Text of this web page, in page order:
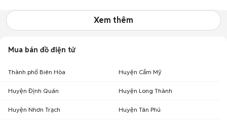
Xem thêm
Mua bán đồ điện tử
Thành phố Biên Hòa Huyện Cẩm Mỹ
Huyện Định Quán Huyện Long Thành
Huyện Nhơn Trạch Huyện Tân Phú